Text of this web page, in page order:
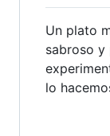
Un plato
sabroso
lo